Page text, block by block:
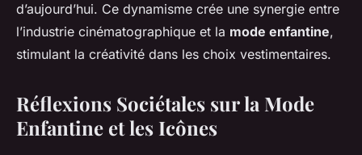
d’aujourd’hui. Ce dynamisme crée une synergie entre
l’industrie cinématographique et la mode enfantine,
stimulant la créativité dans les choix vestimentaires.
Réflexions Sociétales sur la Mode
Enfantine et les Icônes